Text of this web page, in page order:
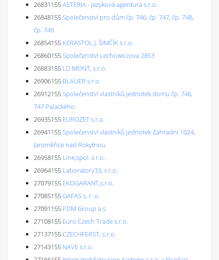
26831155ASTERIA - jazyková agentura s.r.o.
26848155Společenství pro dům čp. 746, čp. 747, čp. 748,
čp. 749
26854155 KERASTOL J. ŠIMČÍK s.r.o.
26860155Společenství Lechowiczova 2853
26883155 LD MONT, s.r.o.
26906155 BLAUER s.r.o.
26912155Společenství vlastníků jednotek domu čp. 746,
747 Palackého
26935155 EUROZET s.r.o.
26941155Společenství vlastníků jednotek Zahradní 1024,
Jaroměřice nad Rokytnou
26958155 Line,spol. s r.o.
26964155 Laboratory33, s.r.o.
27079155 EKOGARANT,s.r.o.
27085155GAFAS s. r. o.
27091155 PDM Group a.s.
27108155 Euro Czech Trade s.r.o.
27137155CZECHFERST, s.r.o.
27143155 NAVE s.r.o.